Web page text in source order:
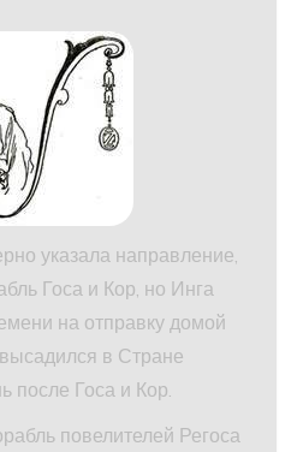
указала направление,
Госа и Кор, но Инга
на отправку домой
в Стране
после Госа и Кор.
повелителей Регоса